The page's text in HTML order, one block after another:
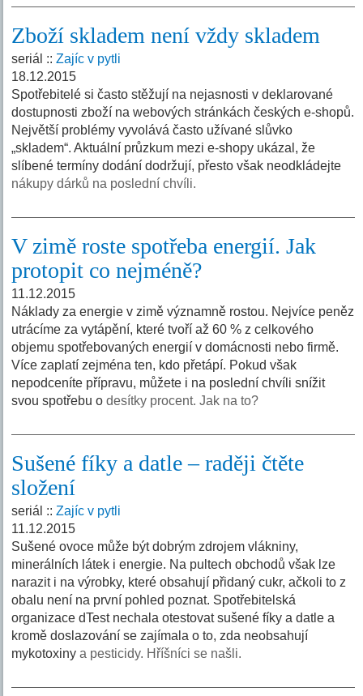
Zboží skladem není vždy skladem
seriál ::Zajíc v pytli
18.12.2015
Spotřebitelé si často stěžují na nejasnosti v deklarované
dostupnosti zboží na webových stránkách českých e-shopů.
Největší problémy vyvolává často užívané slůvko
„skladem“. Aktuální průzkum mezi e-shopy ukázal, že
slíbené termíny dodání dodržují, přesto však neodkládejte
nákupy dárků na poslední chvíli.
V zimě roste spotřeba energií. Jak
protopit co nejméně?
11.12.2015
Náklady za energie v zimě významně rostou. Nejvíce peněz
utrácíme za vytápění, které tvoří až 60 % z celkového
objemu spotřebovaných energií v domácnosti nebo firmě.
Více zaplatí zejména ten, kdo přetápí. Pokud však
nepodceníte přípravu, můžete i na poslední chvíli snížit
svou spotřebu odesítky procent. Jak na to?
Sušené fíky a datle – raději čtěte
složení
seriál ::Zajíc v pytli
11.12.2015
Sušené ovoce může být dobrým zdrojem vlákniny,
minerálních látek i energie. Na pultech obchodů však lze
narazit i na výrobky, které obsahují přidaný cukr, ačkoli to z
obalu není na první pohled poznat. Spotřebitelská
organizace dTest nechala otestovat sušené fíky a datle a
kromě doslazování se zajímala o to, zda neobsahují
mykotoxinya pesticidy. Hříšníci se našli.